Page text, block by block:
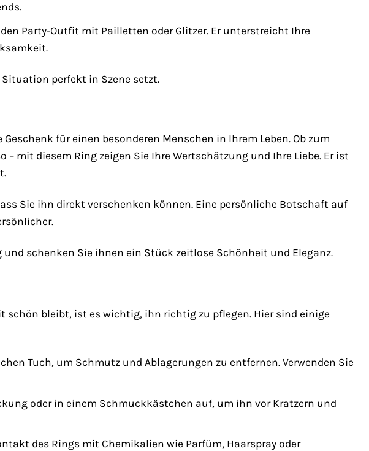
Party-Outfit mit Pailletten oder Glitzer. Er unterstreicht Ihre
perfekt in Szene setzt.
für einen besonderen Menschen in Ihrem Leben. Ob zum
mit diesem Ring zeigen Sie Ihre Wertschätzung und Ihre Liebe. Er ist
Sie ihn direkt verschenken können. Eine persönliche Botschaft auf
schenken Sie ihnen ein Stück zeitlose Schönheit und Eleganz.
schön bleibt, ist es wichtig, ihn richtig zu pflegen. Hier sind einige
Tuch, um Schmutz und Ablagerungen zu entfernen. Verwenden Sie
oder in einem Schmuckkästchen auf, um ihn vor Kratzern und
des Rings mit Chemikalien wie Parfüm, Haarspray oder